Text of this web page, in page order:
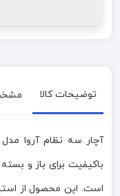
توضیحات کالا
باکیفیت برای باز و
است. این محصول از